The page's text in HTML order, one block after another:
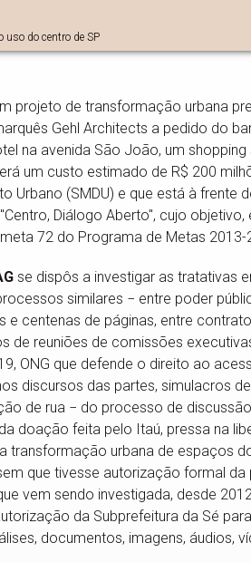
uso do centro de SP
projeto de transformação urbana
Gehl Architects a pedido do
na avenida São João, um
um custo estimado de R$ 200
Urbano (SMDU) e que está à
Diálogo Aberto", cujo
72 do Programa de Metas
se dispôs a investigar as tratativas
similares − entre poder
centenas de páginas, entre
reuniões de comissões
ONG que defende o direito ao
discursos das partes, simulacros
de rua − do processo de
doação feita pelo Itaú, pressa na
transformação urbana de espaços
que tivesse autorização formal
vem sendo investigada, desde
da Subprefeitura da Sé
documentos, imagens, áudios,